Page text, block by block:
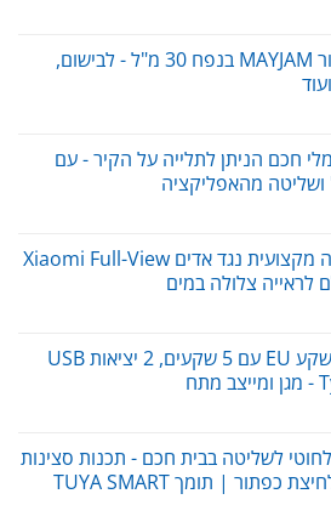
שמן אתרי טהור MAYJAM בנפח 30 מ"ל - לבישום,
חכם הניתן לתלייה על הקיר - עם
ושליטה מהאפליקציה
משקפת שחייה מקצועית נגד אדים Xiaomi Full-View
לראייה צלולה במים
מפצל חשמל שקע EU עם 5 שקעים, 2 יציאות USB
לשליטה בבית חכם - תכנות סצינות
ואוטומציות בלחיצת כפתור | תומך TUYA SMART